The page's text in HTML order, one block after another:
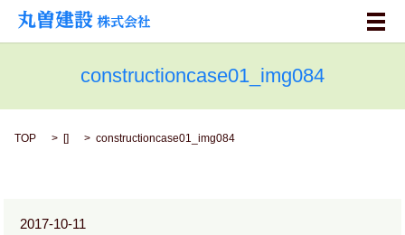
メ
constructioncase01_img084
TOP [] constructioncase01_img084
2017-10-11